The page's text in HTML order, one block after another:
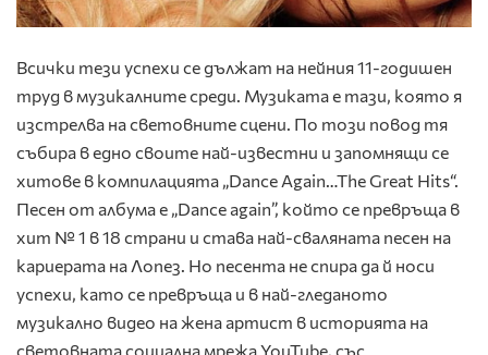
Всички тези успехи се дължат на нейния 11-годишен
труд в музикалните среди. Музиката е тази, която я
изстрелва на световните сцени. По този повод тя
събира в едно своите най-известни и запомнящи се
хитове в компилацията „Dance Again…The Great Hits“.
Песен от албума е „Dance again”, който се превръща в
хит № 1 в 18 страни и става най-сваляната песен на
кариерата на Лопез. Но песента не спира да й носи
успехи, като се превръща и в най-гледаното
музикално видео на жена артист в историята на
световната социална мрежа YouTube, със